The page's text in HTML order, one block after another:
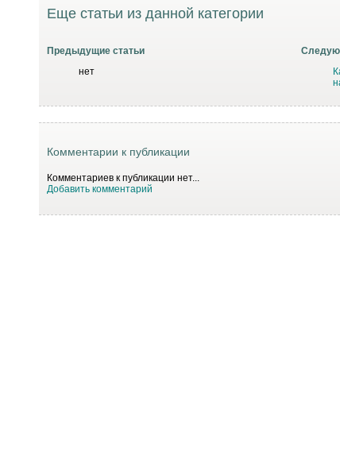
Еще статьи из данной категории
Предыдущие статьи
нет
Комментарии к публикации
Комментариев к публикации нет...
Добавить комментарий